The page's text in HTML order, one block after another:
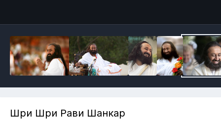
Шри Шри Рави Шанкар